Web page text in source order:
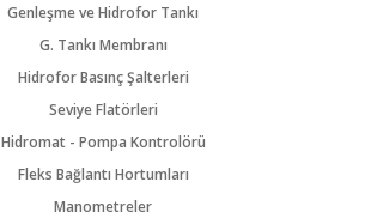
Genleşme ve Hidrofor Tankı
G. Tankı Membranı
Hidrofor Basınç Şalterleri
Seviye Flatörleri
Hidromat - Pompa Kontrolörü
Fleks Bağlantı Hortumları
Manometreler